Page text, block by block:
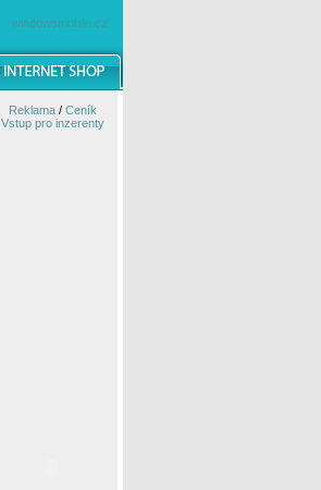
windowsmobile.cz
Reklama/ Ceník
Vstup pro inzerenty